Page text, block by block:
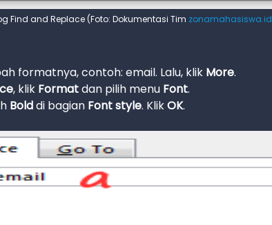
Find and Replace (Foto: Dokumentasi Tim zonamahasiswa.id
formatnya, contoh: email. Lalu, klik More.
, klik Formatdan pilih menu Font.
Bolddi bagian Font style. KlikOK.